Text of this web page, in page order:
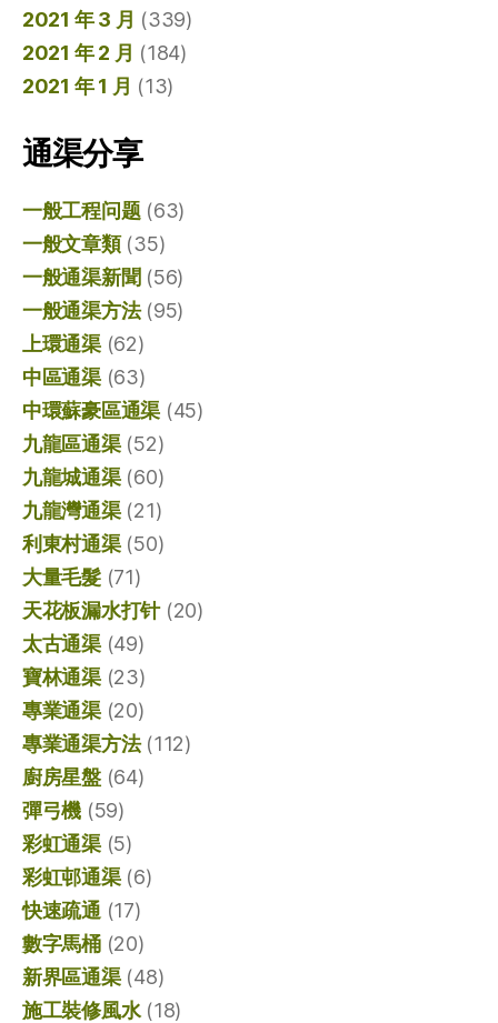
2021 年 3 月 (339)
2021 年 2 月 (184)
2021 年 1 月 (13)
通渠分享
一般工程问题(63)
一般文章類(35)
一般通渠新聞 (56)
一般通渠方法(95)
上環通渠(62)
中區通渠(63)
中環蘇豪區通渠 (45)
九龍區通渠(52)
九龍城通渠(60)
九龍灣通渠(21)
利東村通渠(50)
大量毛髮(71)
天花板漏水打针(20)
太古通渠(49)
寶林通渠(23)
專業通渠(20)
專業通渠方法(112)
廚房星盤(64)
彈弓機 (59)
彩虹通渠(5)
彩虹邨通渠(6)
快速疏通 (17)
數字馬桶(20)
新界區通渠(48)
施工裝修風水(18)